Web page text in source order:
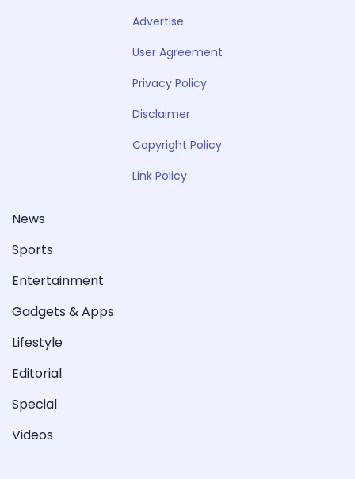
Advertise
User Agreement
Privacy Policy
Disclaimer
Copyright Policy
Link Policy
News
Sports
Entertainment
Gadgets & Apps
Lifestyle
Editorial
Special
Videos